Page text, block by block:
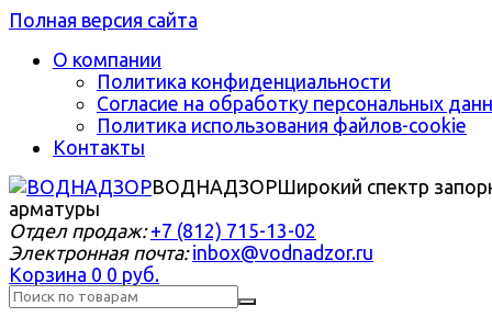
Полная версия сайта
О компании
Политика конфиденциальности
Согласие на обработку персональных
Политика использования файлов-cookie
Контакты
ВОДНАДЗОРШирокий спектр
арматуры
Отдел продаж: +7 (812) 715-13-02
Электронная почта: inbox@vodnadzor.ru
Корзина 0 0 руб.